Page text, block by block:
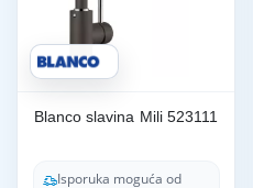
Blanco slavina Mili 523111
Isporuka moguća od